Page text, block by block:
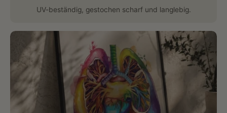
UV-beständig, gestochen scharf und langlebig.